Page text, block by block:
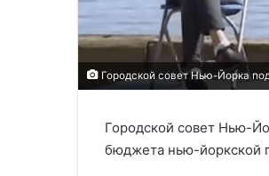
Городской совет Нью-Йорка
Городской совет Нью-
бюджета нью-йоркской